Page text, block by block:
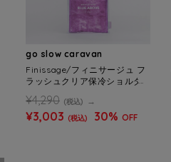
go slow caravan
Finissage/フィニサージュ フ
ラッシュクリア保冷ショルダ
¥4,290 (税込)
¥3,003 (税込) 30% OFF